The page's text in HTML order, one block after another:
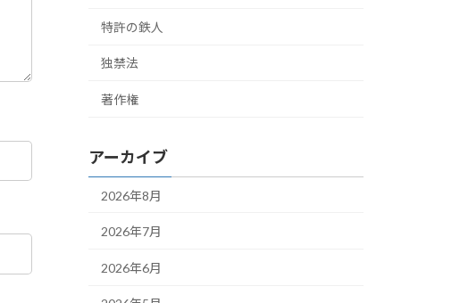
特許の鉄人
独禁法
著作権
アーカイブ
2026年8月
2026年7月
2026年6月